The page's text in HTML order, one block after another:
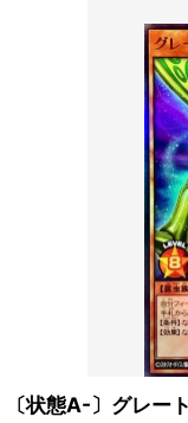
〔状態A-〕グレー